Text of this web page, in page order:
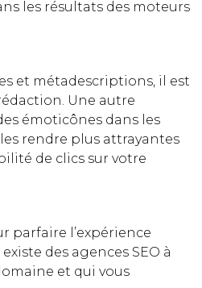
les résultats des moteurs
et métadescriptions, il est
Une autre
émoticônes dans les
rendre plus attrayantes
de clics sur votre
parfaire l’expérience
des agences SEO à
et qui vous